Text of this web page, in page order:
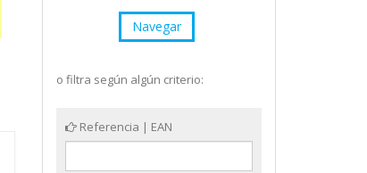
Navegar
o filtra según algún criterio:
Referencia | EAN